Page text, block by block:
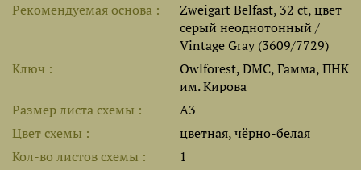
Рекомендуемая основа
Zweigart Belfast, 32 ct, цвет
серый неоднотонный /
Vintage Gray (3609/7729)
Ключ
Owlforest, DMC, Гамма, ПНК
им. Кирова
Размер листа cхемы
A3
Цвет схемы
цветная, чёрно-белая
Кол-во листов схемы
1